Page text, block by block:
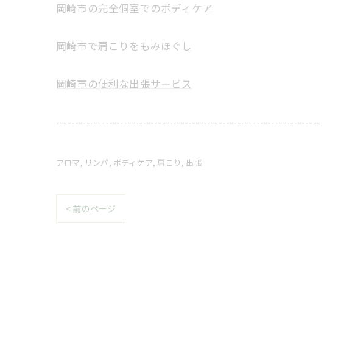
岡崎市の完全個室でのボディケア
岡崎市で肩こりをもみほぐし
岡崎市の便利な出張サービス
----------------------------------------------------------------------
アロマ リンパ ボディケア 肩こり 出張
< 前のページ